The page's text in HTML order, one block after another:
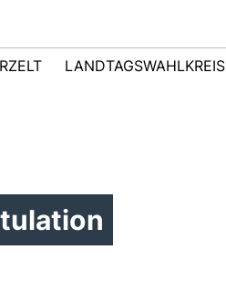
LANDTAGSWAHLKREIS